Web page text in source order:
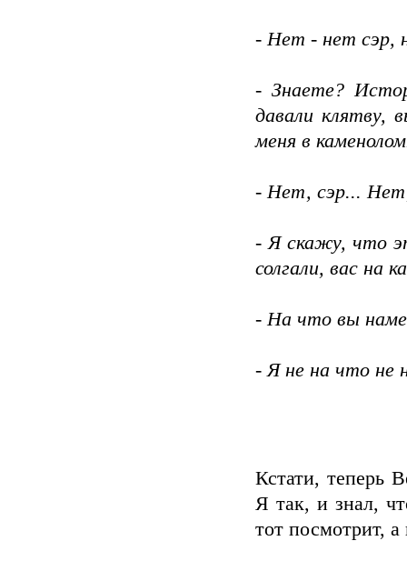
- Нет - нет сэр,
- Знаете?
давали клятву,
меня в
- Нет, сэр...
- Я скажу, что
солгали, вас на
- На что вы
- Я не на что не
Кстати, теперь
Я так, и знал,
тот посмотрит, а